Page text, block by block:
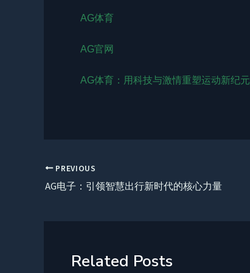
AG体育
AG官网
AG体育：用科技与激情重塑运动新纪元
PREVIOUS
AG电子：引领智慧出行新时代的核心力量
Related Posts